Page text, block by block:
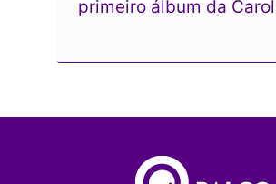
primeiro álbum da